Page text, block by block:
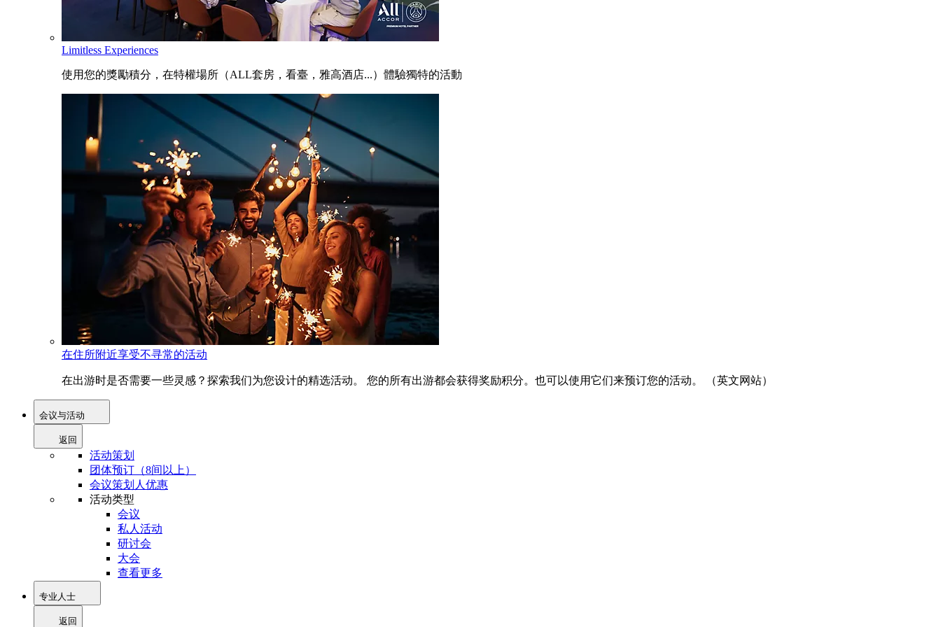
Limitless Experiences
使用您的獎勵積分，在特權場所（ALL套房，看臺，雅高酒店...）體驗獨特的活動
在住所附近享受不寻常的活动
在出游时是否需要一些灵感？探索我们为您设计的精选活动。 您的所有出游都会获得奖励积分。也可以使用它们来预订您的活动。 （英文网站）
会议与活动
返回
活动策划
团体预订（8间以上）
会议策划人优惠
活动类型
会议
私人活动
研讨会
大会
查看更多
专业人士
返回